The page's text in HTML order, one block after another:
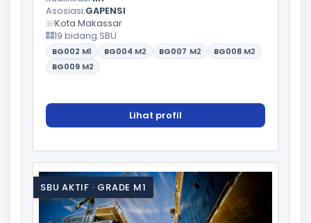
Asosiasi:GAPENSI
Kota Makassar
19 bidang SBU
BG002 M1 BG004 M2 BG007 M2 BG008 M2
BG009 M2
Lihat profil
SBU AKTIF · GRADE M1